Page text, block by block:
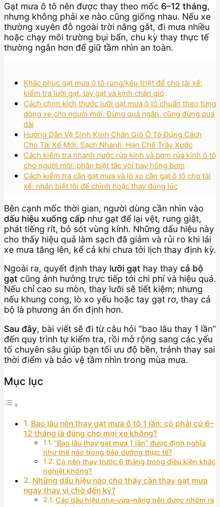
Gạt mưa ô tô nên được thay theo mốc 6–12 tháng,
nhưng không phải xe nào cũng giống nhau. Nếu xe
thường xuyên đỗ ngoài trời nắng gắt, đi mưa nhiều
hoặc chạy môi trường bụi bẩn, chu kỳ thay thực tế
thường ngắn hơn để giữ tầm nhìn an toàn.
Khắc phục gạt mưa ô tô rung/kêu triệt để cho tài xế:
kiểm tra lưỡi gạt, tay gạt và kính chắn gió
Cách chọn kích thước lưỡi gạt mưa ô tô chuẩn theo từng
dòng xe cho người mới: Đừng quá ngắn, cũng đừng quá
dài
Hướng Dẫn Vệ Sinh Kính Chắn Gió Ô Tô Đúng Cách
Cho Tài Xế Mới: Sạch Nhanh, Hạn Chế Trầy Xước
Cách kiểm tra nhanh nước rửa kính và bơm rửa kính ô tô
cho người mới: phân biệt tắc vòi hay hỏng bơm
Cách kiểm tra cần gạt mưa và lò xo cần gạt ô tô cho tài
xế: nhận biết lỗi để chỉnh hoặc thay đúng lúc
Bên cạnh mốc thời gian, người dùng cần nhìn vào
dấu hiệu xuống cấp như gạt để lại vệt, rung giật,
phát tiếng rít, bỏ sót vùng kính. Những dấu hiệu này
cho thấy hiệu quả làm sạch đã giảm và rủi ro khi lái
xe mưa tăng lên, kể cả khi chưa tới lịch thay định kỳ.
Ngoài ra, quyết định thay lưỡi gạt hay thay cả bộ
gạt cũng ảnh hưởng trực tiếp tới chi phí và hiệu quả.
Nếu chỉ cao su mòn, thay lưỡi sẽ tiết kiệm; nhưng
nếu khung cong, lò xo yếu hoặc tay gạt rơ, thay cả
bộ là phương án ổn định hơn.
Sau đây, bài viết sẽ đi từ câu hỏi “bao lâu thay 1 lần”
đến quy trình tự kiểm tra, rồi mở rộng sang các yếu
tố chuyên sâu giúp bạn tối ưu độ bền, tránh thay sai
thời điểm và bảo vệ tầm nhìn trong mùa mưa.
Mục lục
Bao lâu nên thay gạt mưa ô tô 1 lần: có phải cứ 6–
12 tháng là đúng cho mọi xe không?
“Bao lâu thay gạt mưa 1 lần” được định nghĩa
như thế nào trong bảo dưỡng thực tế?
Có nên thay trước 6 tháng trong điều kiện khắc
nghiệt không?
Những dấu hiệu nào cho thấy cần thay gạt mưa
ngay thay vì chờ đến kỳ?
Các dấu hiệu nhẹ–vừa–nặng nên được nhóm ra